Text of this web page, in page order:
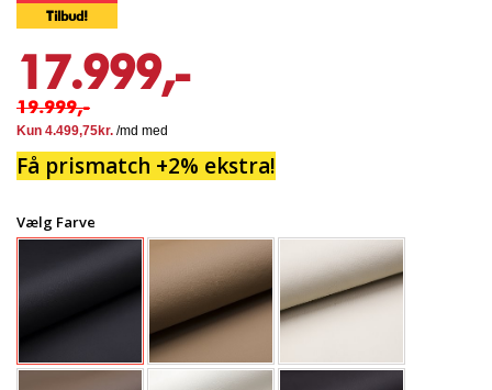
Tilbud!
17.999,-
19.999,-
Få prismatch +2% ekstra!
Vælg Farve